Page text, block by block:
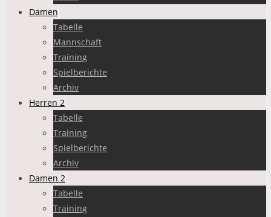
Damen
Tabelle
Mannschaft
Training
Spielberichte
Archiv
Herren 2
Tabelle
Training
Spielberichte
Archiv
Damen 2
Tabelle
Training